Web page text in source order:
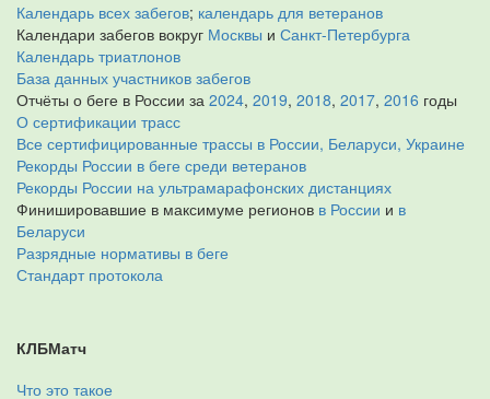
Календарь всех забегов; календарь для ветеранов
Календари забегов вокруг Москвы и Санкт-Петербурга
Календарь триатлонов
База данных участников забегов
Отчёты о беге в России за 2024, 2019, 2018, 2017, 2016 годы
О сертификации трасс
Все сертифицированные трассы в России, Беларуси, Украине
Рекорды России в беге среди ветеранов
Рекорды России на ультрамарафонских дистанциях
Финишировавшие в максимуме регионов в России и в
Беларуси
Разрядные нормативы в беге
Стандарт протокола
КЛБМатч
Что это такое